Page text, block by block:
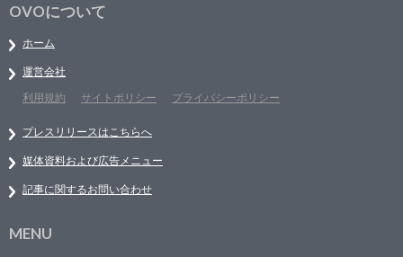
OVOについて
ホーム
運営会社
利用規約
サイトポリシー プライバシーポリシー
プレスリリースはこちらへ
媒体資料および広告メニュー
記事に関するお問い合わせ
MENU